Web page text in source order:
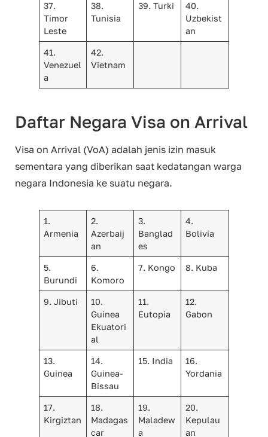
37.
Timor
Leste
38.
Tunisia
39. Turki
40.
Uzbekist
an
41.
Venezuel
a
42.
Vietnam
Daftar Negara Visa on Arrival
Visa on Arrival (VoA) adalah jenis izin masuk
sementara yang diberikan saat kedatangan warga
negara Indonesia ke suatu negara.
1.
Armenia
2.
Azerbaij
an
3.
Banglad
es
4.
Bolivia
5.
Burundi
6.
Komoro
7. Kongo 8. Kuba
9. Jibuti
10.
Guinea
Ekuatori
al
11.
Eutopia
12.
Gabon
13.
Guinea
14.
Guinea-
Bissau
15. India
16.
Yordania
17.
Kirgiztan
18.
Madagas
car
19.
Maladew
a
20.
Kepulau
an